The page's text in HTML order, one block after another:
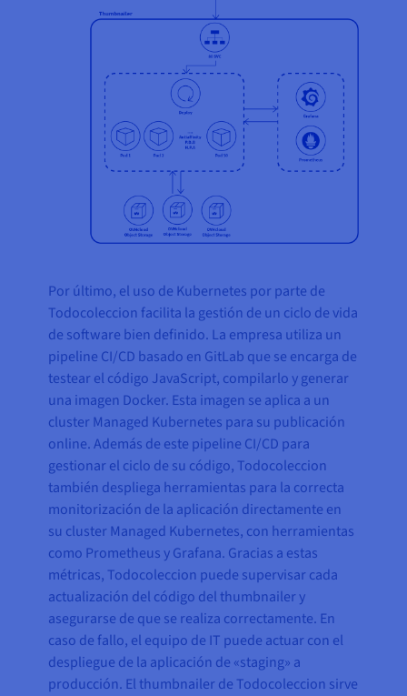
Por último, el uso de Kubernetes por parte de
Todocoleccion facilita la gestión de un ciclo de vida
de software bien definido. La empresa utiliza un
pipeline CI/CD basado en GitLab que se encarga de
testear el código JavaScript, compilarlo y generar
una imagen Docker. Esta imagen se aplica a un
cluster Managed Kubernetes para su publicación
online. Además de este pipeline CI/CD para
gestionar el ciclo de su código, Todocoleccion
también despliega herramientas para la correcta
monitorización de la aplicación directamente en
su cluster Managed Kubernetes, con herramientas
como Prometheus y Grafana. Gracias a estas
métricas, Todocoleccion puede supervisar cada
actualización del código del thumbnailer y
asegurarse de que se realiza correctamente. En
caso de fallo, el equipo de IT puede actuar con el
despliegue de la aplicación de «staging» a
producción. El thumbnailer de Todocoleccion sirve